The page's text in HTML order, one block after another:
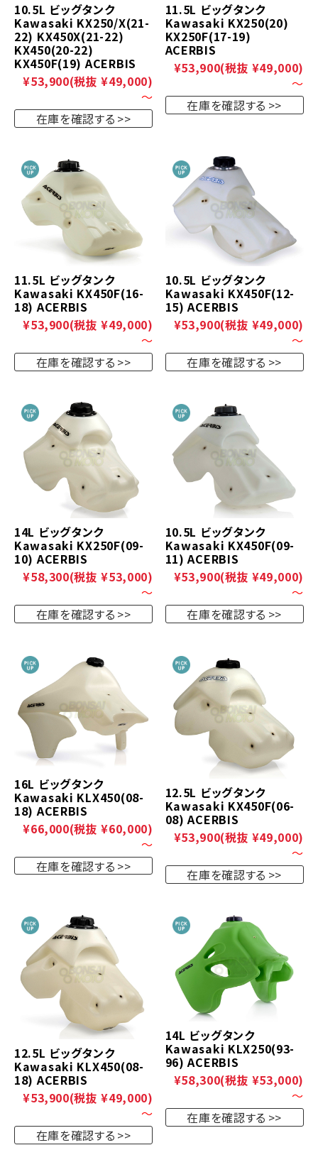
10.5L ビッグタンク
Kawasaki KX250/X(21-
22) KX450X(21-22)
KX450(20-22)
KX450F(19) ACERBIS
¥53,900(税抜 ¥49,000)
～
在庫を確認する
11.5L ビッグタンク
Kawasaki KX250(20)
KX250F(17-19)
ACERBIS
¥53,900(税抜 ¥49,000)
～
在庫を確認する
11.5L ビッグタンク
Kawasaki KX450F(16-
18) ACERBIS
¥53,900(税抜 ¥49,000)
～
在庫を確認する
10.5L ビッグタンク
Kawasaki KX450F(12-
15) ACERBIS
¥53,900(税抜 ¥49,000)
～
在庫を確認する
14L ビッグタンク
Kawasaki KX250F(09-
10) ACERBIS
¥58,300(税抜 ¥53,000)
～
在庫を確認する
10.5L ビッグタンク
Kawasaki KX450F(09-
11) ACERBIS
¥53,900(税抜 ¥49,000)
～
在庫を確認する
16L ビッグタンク
Kawasaki KLX450(08-
18) ACERBIS
¥66,000(税抜 ¥60,000)
～
在庫を確認する
12.5L ビッグタンク
Kawasaki KX450F(06-
08) ACERBIS
¥53,900(税抜 ¥49,000)
～
在庫を確認する
12.5L ビッグタンク
Kawasaki KLX450(08-
18) ACERBIS
¥53,900(税抜 ¥49,000)
～
在庫を確認する
14L ビッグタンク
Kawasaki KLX250(93-
96) ACERBIS
¥58,300(税抜 ¥53,000)
～
在庫を確認する